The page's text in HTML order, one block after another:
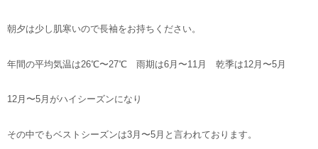
朝夕は少し肌寒いので長袖をお持ちください。
年間の平均気温は26℃〜27℃ 雨期は6月〜11月 乾季は12月〜5月
12月〜5月がハイシーズンになり
その中でもベストシーズンは3月〜5月と言われております。